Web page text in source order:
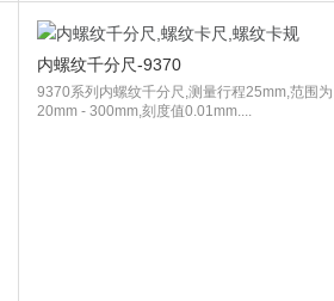
内螺纹千分尺-9370
9370系列内螺纹千分尺,测量行程25mm,范围为
20mm - 300mm,刻度值0.01mm....